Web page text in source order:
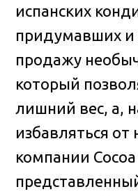
испанских
придумавших и
продажу
который
лишний вес, а,
избавляться от
компании